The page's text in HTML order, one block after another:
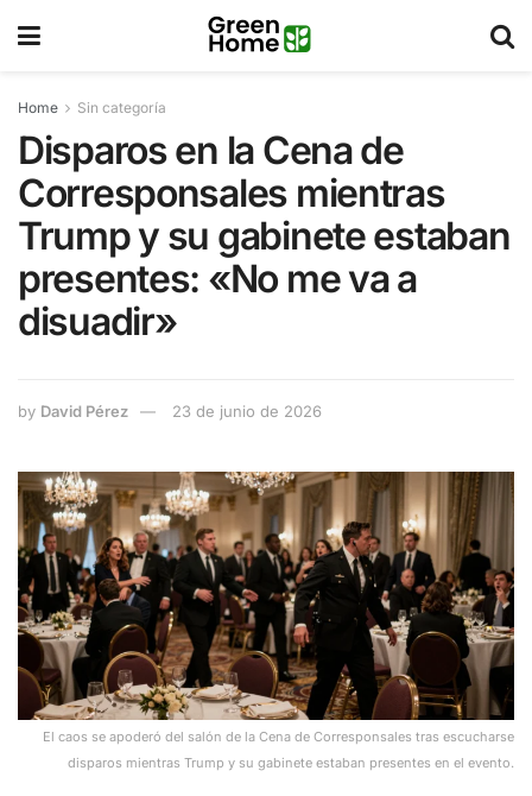
Home Sin categoría
Disparos en la Cena de
Corresponsales mientras
Trump y su gabinete estaban
presentes: «No me va a
disuadir»
by David Pérez 23 de junio de 2026
El caos se apoderó del salón de la Cena de Corresponsales tras escucharse
disparos mientras Trump y su gabinete estaban presentes en el evento.